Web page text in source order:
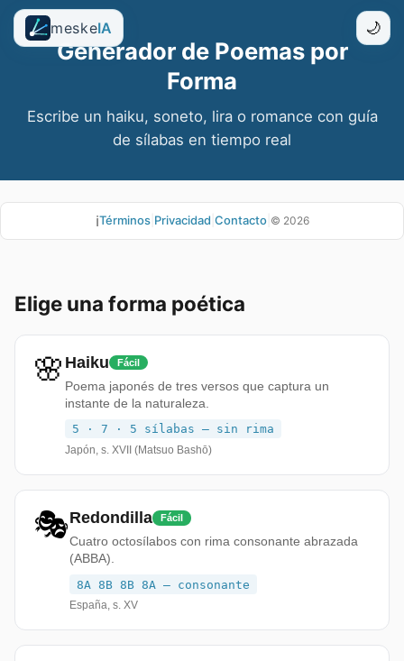
meskeIA 🌙
Generador de Poemas por
Forma
Escribe un haiku, soneto, lira o romance con guía
de sílabas en tiempo real
ℹ️Términos| Privacidad Contacto| © 2026
Elige una forma poética
🌸 Haiku Fácil
Poema japonés de tres versos que captura un
instante de la naturaleza.
5 · 7 · 5 sílabas — sin rima
Japón, s. XVII (Matsuo Bashō)
🎭Redondilla Fácil
Cuatro octosílabos con rima consonante abrazada
(ABBA).
8A 8B 8B 8A — consonante
España, s. XV